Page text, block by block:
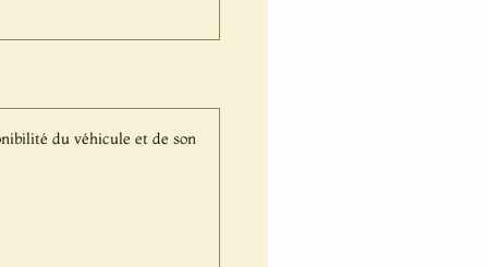
du véhicule et de son